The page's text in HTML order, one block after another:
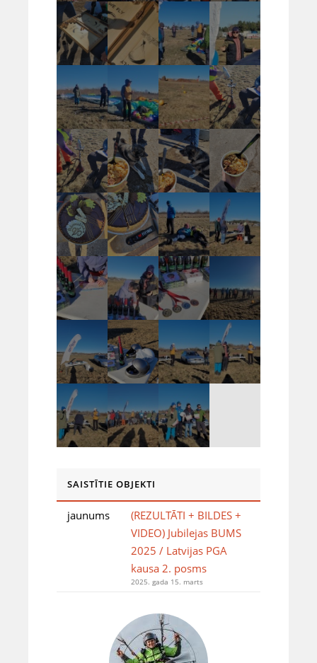
SAISTĪTIE OBJEKTI
jaunums
(REZULTĀTI + BILDES +
VIDEO) Jubilejas BUMS
2025 / Latvijas PGA
kausa 2. posms
2025. gada 15. marts